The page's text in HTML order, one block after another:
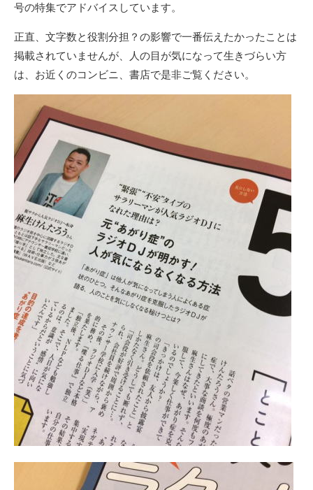
号の特集でアドバイスしています。
正直、文字数と役割分担？の影響で一番伝えたかったことは
掲載されていませんが、人の目が気になって生きづらい方
は、お近くのコンビニ、書店で是非ご覧ください。